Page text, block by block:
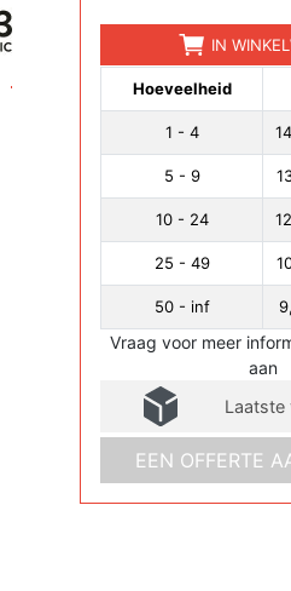
IN
Hoeveelheid
1 - 4
5 - 9
10 - 24
25 - 49
50 - inf
Vraag voor meer
aan
Laatste
EEN OFFERTE